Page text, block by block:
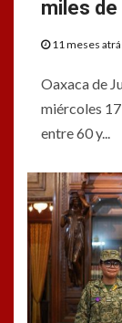
miles
11 meses
Oaxaca de
miércoles
entre 60 y...